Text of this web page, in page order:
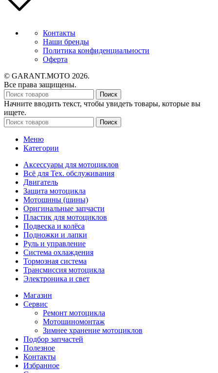
Контакты
Наши бренды
Политика конфиденциальности
Оферта
© GARANT.MOTO 2026.
Все права защищены.
Поиск
Начните вводить текст, чтобы увидеть товары, которые вы
ищете.
Поиск
Меню
Категории
Аксессуары для мотоциклов
Всё для Тех. обслуживания
Двигатель
Защита мотоцикла
Мотошины (шины)
Оригинальные запчасти
Пластик для мотоциклов
Подвеска и колёса
Подножки и лапки
Руль и управление
Система охлаждения
Тормозная система
Трансмиссия мотоцикла
Электроника и свет
Магазин
Сервис
Ремонт мотоцикла
Мотошиномонтаж
Зимнее хранение мотоциклов
Подбор запчастей
Полезное
Контакты
Избранное